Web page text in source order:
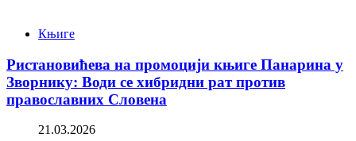
Књиге
Ристановићева на промоцији књиге Панарина у
Зворнику: Води се хибридни рат против
православних Словена
21.03.2026